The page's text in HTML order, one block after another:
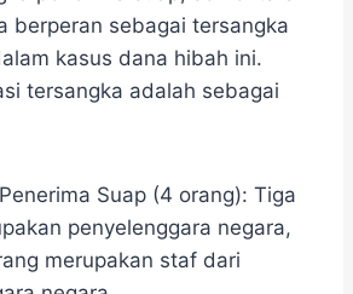
berperan sebagai tersangka
kasus dana hibah ini.
tersangka adalah sebagai
Suap (4 orang): Tiga
penyelenggara negara,
merupakan staf dari